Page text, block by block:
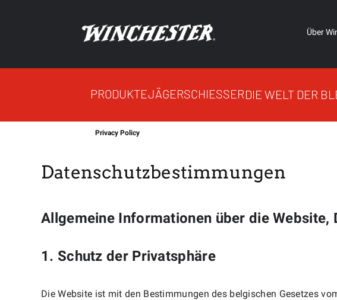
Über
PRODUKTEJÄGERSCHIESSERDIE WELT DER
Privacy Policy
Datenschutzbestimmungen
Allgemeine Informationen über die
1. Schutz der Privatsphäre
Die Website ist mit den Bestimmungen des belgischen Gesetzes